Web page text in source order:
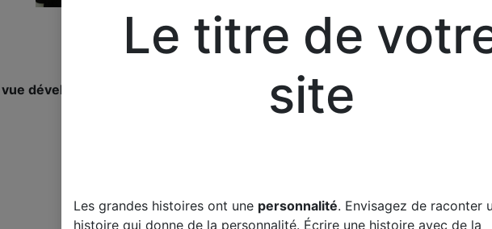
développée.
Le titre de
site
Les grandes histoires ont une personnalité. Envisagez de raconter
histoire qui donne de la personnalité. Écrire une histoire avec de la